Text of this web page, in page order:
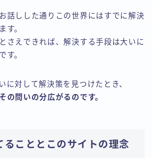
話しした通りこの世界にはすでに解決
す。
さえできれば、解決する手段は大いに
す。
に対して解決策を見つけたとき、
の問いの分広がるのです。
ることとこのサイトの理念